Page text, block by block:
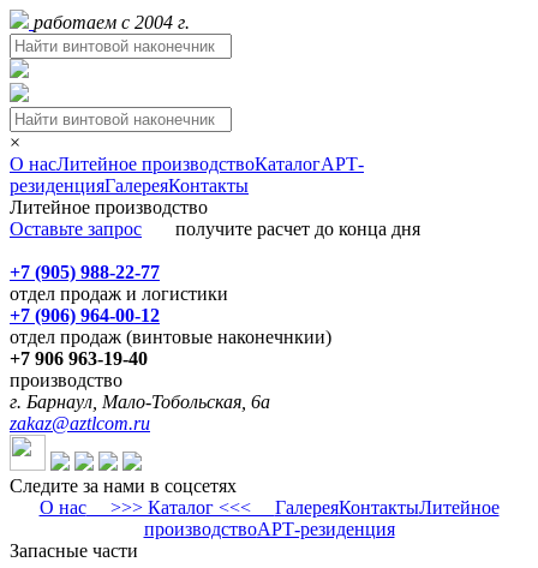
работаем с 2004 г.
×
О насЛитейное производствоКаталогАРТ-
резиденцияГалереяКонтакты
Литейное производство
Оставьте запрос получите расчет до конца дня
+7 (905) 988-22-77
отдел продаж и логистики
+7 (906) 964-00-12
отдел продаж (винтовые наконечнкии)
+7 906 963-19-40
производство
г. Барнаул, Мало-Тобольская, 6а
zakaz@aztlcom.ru
Следите за нами в соцсетях
О нас>>> Каталог <<< ГалереяКонтактыЛитейное
производствоАРТ-резиденция
Запасные части